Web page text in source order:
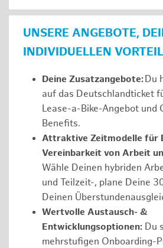
UNSERE ANGEBOTE,
INDIVIDUELLEN
Deine Zusatzangebote: Du
auf das Deutschlandticket
Lease-a-Bike-Angebot und
Benefits.
Attraktive Zeitmodelle für
Vereinbarkeit von Arbeit
Wähle Deinen hybriden
und Teilzeit-, plane Deine
Deinen
Wertvolle Austausch- &
Entwicklungsoptionen: Du
mehrstufigen Onboarding-